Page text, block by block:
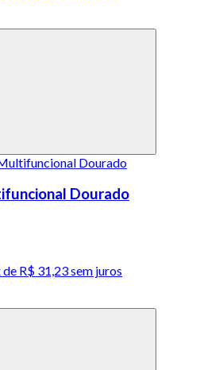
Dourado
de R$ 31,23 sem juros